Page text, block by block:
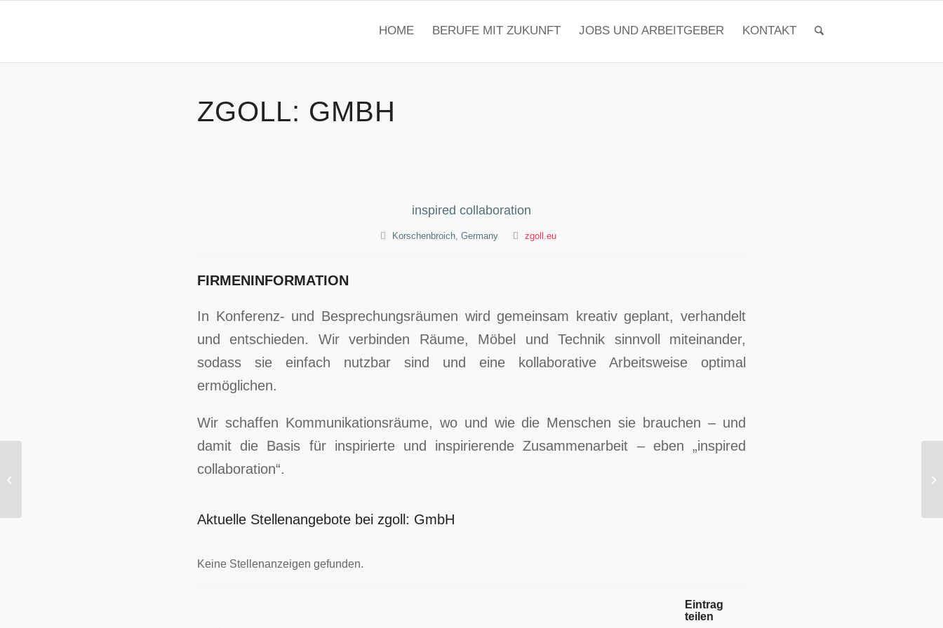
HOME BERUFE MIT ZUKUNFT JOBS UND ARBEITGEBER KONTAKT
ZGOLL: GMBH
inspired collaboration
Korschenbroich, Germany zgoll.eu
FIRMENINFORMATION
In Konferenz- und Besprechungsräumen wird gemeinsam kreativ geplant, verhandelt
und entschieden. Wir verbinden Räume, Möbel und Technik sinnvoll miteinander,
sodass sie einfach nutzbar sind und eine kollaborative Arbeitsweise optimal
ermöglichen.
Wir schaffen Kommunikationsräume, wo und wie die Menschen sie brauchen – und
damit die Basis für inspirierte und inspirierende Zusammenarbeit – eben „inspired
collaboration“.
Aktuelle Stellenangebote bei zgoll: GmbH
Keine Stellenanzeigen gefunden.
Eintrag
teilen